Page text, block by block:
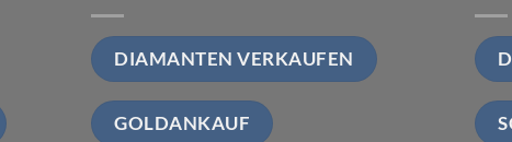
DIAMANTEN VERKAUFEN
GOLDANKAUF